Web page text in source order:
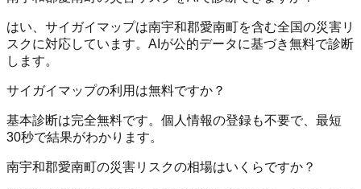
はい、サイガイマップは南宇和郡愛南町を含む全国の災害リ
スクに対応しています。AIが公的データに基づき無料で診断
します。
サイガイマップの利用は無料ですか？
基本診断は完全無料です。個人情報の登録も不要で、最短
30秒で結果がわかります。
南宇和郡愛南町の災害リスクの相場はいくらですか？